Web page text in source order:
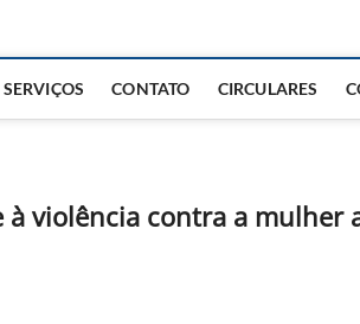
SERVIÇOS CONTATO CIRCULARES
à violência contra a mulher